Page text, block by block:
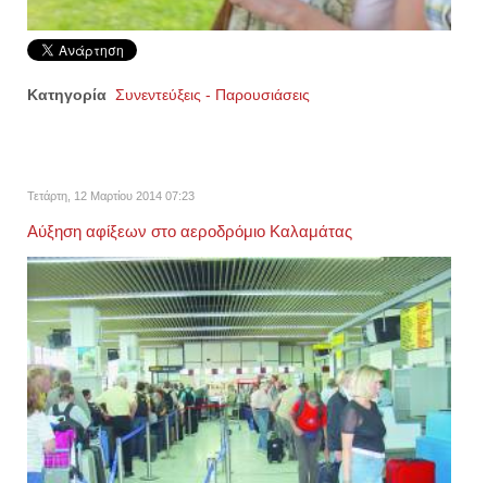
Κατηγορία Συνεντεύξεις - Παρουσιάσεις
Τετάρτη, 12 Μαρτίου 2014 07:23
Αύξηση αφίξεων στο αεροδρόμιο Καλαμάτας